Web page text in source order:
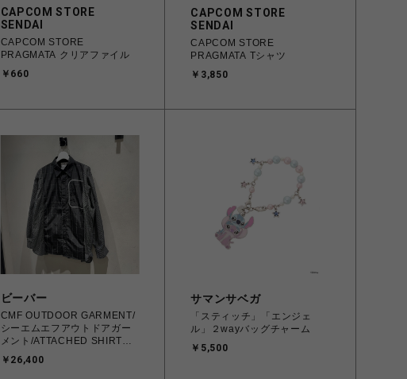
CAPCOM STORE
SENDAI
CAPCOM STORE
PRAGMATA クリアファイル
￥660
CAPCOM STORE
SENDAI
CAPCOM STORE
PRAGMATA Tシャツ
￥3,850
ビーバー
CMF OUTDOOR GARMENT/
シーエムエフアウトドアガー
メント/ATTACHED SHIRTS
￥26,400
サマンサベガ
「スティッチ」「エンジェ
ル」２wayバッグチャーム
￥5,500